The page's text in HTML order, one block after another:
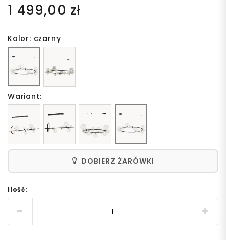
1 499,00 zł
Kolor: czarny
Wariant:
DOBIERZ ŻARÓWKI
Ilość: